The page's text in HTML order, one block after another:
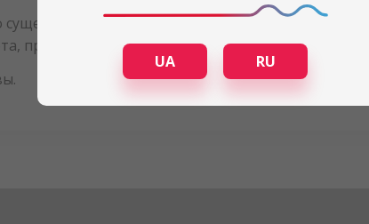
существенный плюс при выборе осушителя для
простота настроек и оптимальная
UA RU